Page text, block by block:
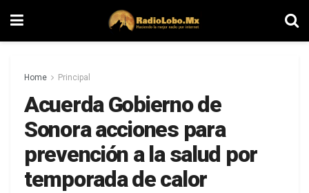
Home Principal
Acuerda Gobierno de
Sonora acciones para
prevención a la salud por
temporada de calor